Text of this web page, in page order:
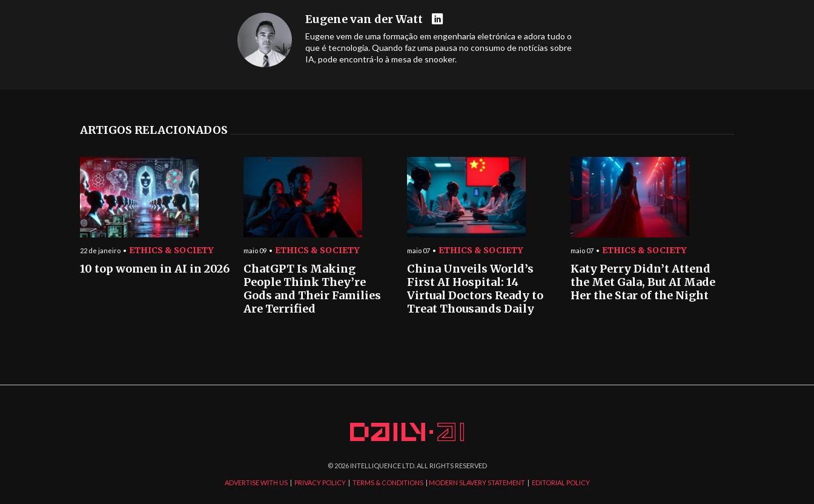
Eugene van der Watt
Eugene vem de uma formação em engenharia eletrónica e adora tudo o
que é tecnologia. Quando faz uma pausa no consumo de notícias sobre
IA, pode encontrá-lo à mesa de snooker.
ARTIGOS RELACIONADOS
22 de janeiro ETHICS & SOCIETY
10 top women in AI in 2026
maio 09 ETHICS & SOCIETY
ChatGPT Is Making
People Think They’re
Gods and Their Families
Are Terrified
maio 07 ETHICS & SOCIETY
China Unveils World’s
First AI Hospital: 14
Virtual Doctors Ready to
Treat Thousands Daily
maio 07 ETHICS & SOCIETY
Katy Perry Didn’t Attend
the Met Gala, But AI Made
Her the Star of the Night
© 2026INTELLIQUENCE LTD. ALL RIGHTS RESERVED
ADVERTISE WITH US| PRIVACY POLICY| TERMS & CONDITIONS| MODERN SLAVERY STATEMENT| EDITORIAL POLICY